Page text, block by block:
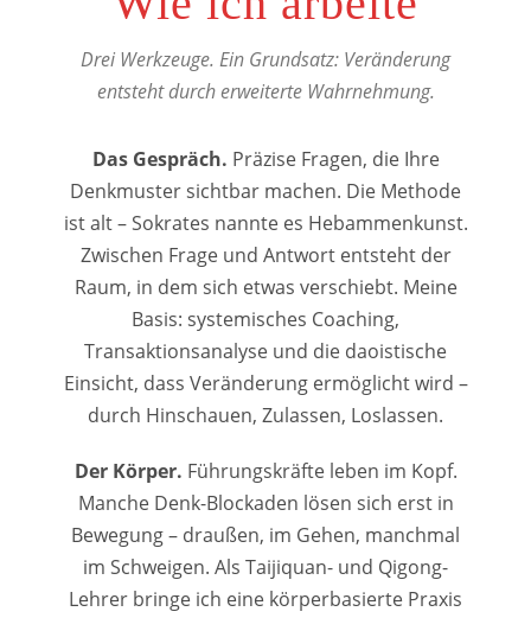
Drei Werkzeuge. Ein Grundsatz: Veränderung
entsteht durch erweiterte Wahrnehmung.
Das Gespräch. Präzise Fragen, die Ihre
Denkmuster sichtbar machen. Die Methode
ist alt – Sokrates nannte es Hebammenkunst.
Zwischen Frage und Antwort entsteht der
Raum, in dem sich etwas verschiebt. Meine
Basis: systemisches Coaching,
Transaktionsanalyse und die daoistische
Einsicht, dass Veränderung ermöglicht wird –
durch Hinschauen, Zulassen, Loslassen.
Der Körper. Führungskräfte leben im Kopf.
Manche Denk-Blockaden lösen sich erst in
Bewegung – draußen, im Gehen, manchmal
im Schweigen. Als Taijiquan- und Qigong-
Lehrer bringe ich eine körperbasierte Praxis